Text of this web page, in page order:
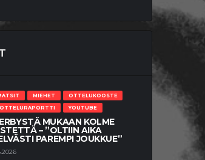
MIEHET
OTTELUKOOSTE
OTTELURAPORTTI
YOUTUBE
MUKAAN KOLME
– ”OLTIIN AIKA
PAREMPI JOUKKUE”